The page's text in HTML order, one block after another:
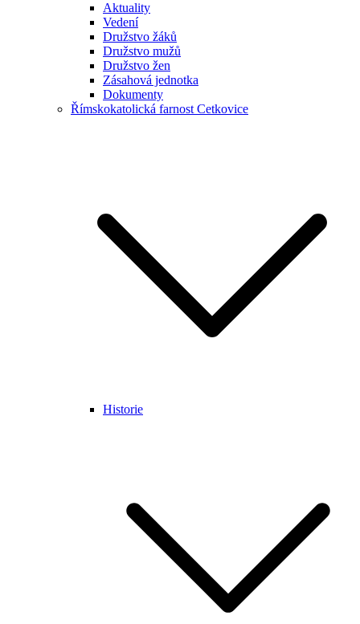
Aktuality
Vedení
Družstvo žáků
Družstvo mužů
Družstvo žen
Zásahová jednotka
Dokumenty
Římskokatolická farnost Cetkovice
Historie